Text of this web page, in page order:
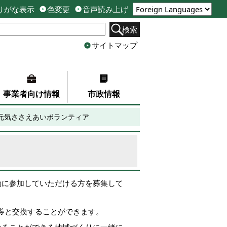
がな表示 色変更
音声読み上げ
検索
サイトマップ
事業者向け情報 市政情報
気ささえあいボランティア
参加していただける方を募集して
交換することができます。